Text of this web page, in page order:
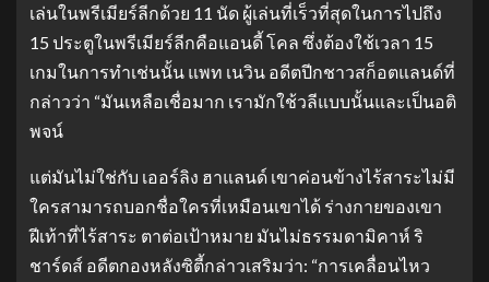
เล่นในพรีเมียร์ลีกด้วย 11 นัด ผู้เล่นที่เร็วที่สุดในการไปถึง
15 ประตูในพรีเมียร์ลีกคือแอนดี้ โคล ซึ่งต้องใช้เวลา 15
เกมในการทำเช่นนั้น แพท เนวิน อดีตปีกชาวสก็อตแลนด์ที่
กล่าวว่า “มันเหลือเชื่อมาก เรามักใช้วลีแบบนั้นและเป็นอติ
พจน์
แต่มันไม่ใช่กับ เออร์ลิง ฮาแลนด์ เขาค่อนข้างไร้สาระไม่มี
ใครสามารถบอกชื่อใครที่เหมือนเขาได้ ร่างกายของเขา
ฝีเท้าที่ไร้สาระ ตาต่อเป้าหมาย มันไม่ธรรมดามิคาห์ ริ
ชาร์ดส์ อดีตกองหลังซิตี้กล่าวเสริมว่า: “การเคลื่อนไหว